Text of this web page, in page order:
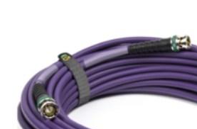
streaming
Seja
como
UHD de